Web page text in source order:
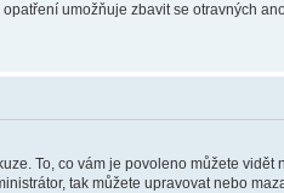
umožňuje zbavit se otravných
To, co vám je povoleno můžete vidět
tak můžete upravovat nebo